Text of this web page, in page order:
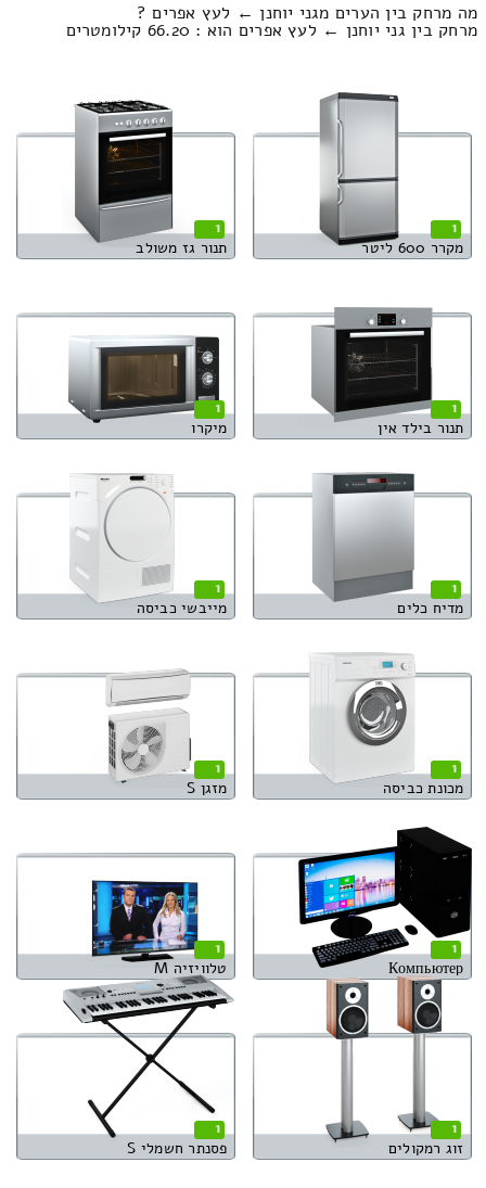
מה מרחק בין הערים מגני יוחנן ← לעץ אפרים ?
מרחק בין גני יוחנן ← לעץ אפרים הוא : 66.20 קילומטרים
1
מקרר 600 ליטר
1
תנור גז משולב
1
תנור בילד אין
1
מיקרו
1
מדיח כלים
1
מייבשי כביסה
1
מכונת כביסה
1
מזגן S
1
Компьютер
1
טלוויזיה M
1
זוג רמקולים
1
פסנתר חשמלי S